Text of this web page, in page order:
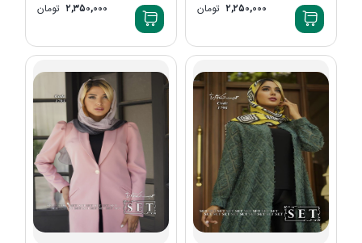
۲,۲۵۰,۰۰۰ تومان ۲,۳۵۰,۰۰۰ تومان
+1